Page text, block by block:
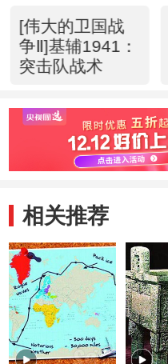
[伟大的卫国战
争Ⅱ]基辅1941：
突击队战术
相关推荐